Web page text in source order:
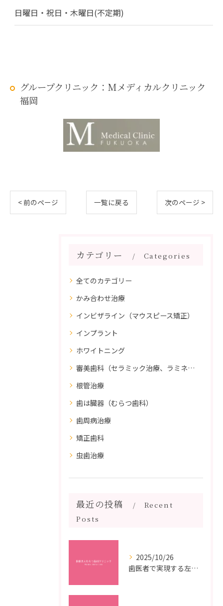
日曜日・祝日・木曜日(不定期)
グループクリニック：Mメディカルクリニック
福岡
< 前のページ 一覧に戻る 次のページ >
カテゴリー Categories
全てのカテゴリー
かみ合わせ治療
インビザライン（マウスピース矯正）
インプラント
ホワイトニング
審美歯科（セラミック治療、ラミネートべニア、ダイレクトボンディング）
根管治療
歯は臓器（むらつ歯科）
歯周病治療
矯正歯科
虫歯治療
最近の投稿
Recent
Posts
2025/10/26
歯医者で実現する左右対称治療のポイントと矯正治療選びの疑問解決ガイド